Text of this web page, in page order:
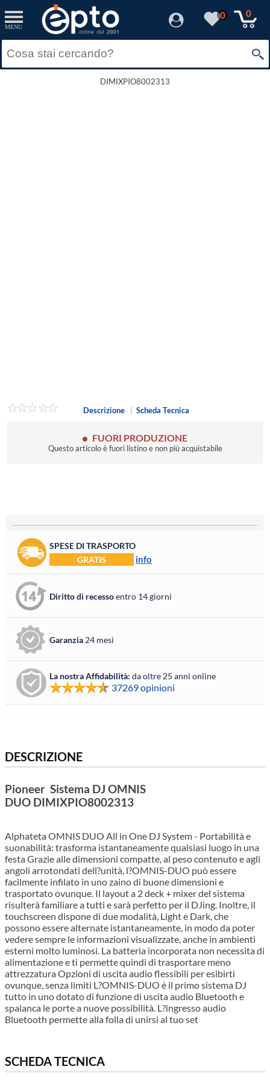
MENU
0 0
DIMIXPIO8002313
Descrizione Scheda Tecnica
FUORI PRODUZIONE
Questo articolo è fuori listino e non più acquistabile
SPESE DI TRASPORTO
GRATIS
info
Diritto di recessoentro 14 giorni
Garanzia 24 mesi
La nostra Affidabilità: da oltre 25 anni online
37269 opinioni
DESCRIZIONE
Pioneer Sistema DJ OMNIS
DUO DIMIXPIO8002313
Alphateta OMNIS DUO All in One DJ System - Portabilità e
suonabilità: trasforma istantaneamente qualsiasi luogo in una
festa Grazie alle dimensioni compatte, al peso contenuto e agli
angoli arrotondati dell?unità, l?OMNIS-DUO può essere
facilmente infilato in uno zaino di buone dimensioni e
trasportato ovunque. Il layout a 2 deck + mixer del sistema
risulterà familiare a tutti e sarà perfetto per il DJing. Inoltre, il
touchscreen dispone di due modalità, Light e Dark, che
possono essere alternate istantaneamente, in modo da poter
vedere sempre le informazioni visualizzate, anche in ambienti
esterni molto luminosi. La batteria incorporata non necessita di
alimentazione e ti permette quindi di trasportare meno
attrezzatura Opzioni di uscita audio flessibili per esibirti
ovunque, senza limiti L?OMNIS-DUO è il primo sistema DJ
tutto in uno dotato di funzione di uscita audio Bluetooth e
spalanca le porte a nuove possibilità. L?ingresso audio
Bluetooth permette alla folla di unirsi al tuo set
SCHEDA TECNICA